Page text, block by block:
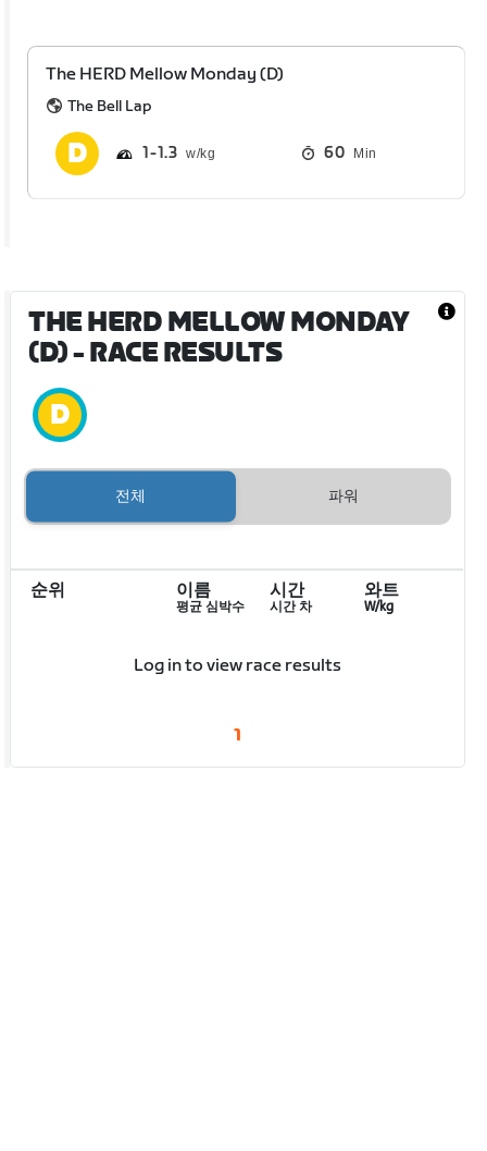
The HERD Mellow Monday (D)
The Bell Lap
1 1.3 60 Min
THE HERD MELLOW MONDAY
(D)- RACE RESULTS
전체 파워
순위 이름
평균 심박수
시간
시간 차
와트
W/kg
Log in to view race results
1